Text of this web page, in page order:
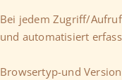
Bei jedem Zugriff/
und automatisiert
Browsertyp-und Version